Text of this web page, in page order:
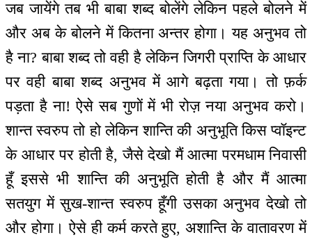
जब जायेंगे तब भी बाबा शब्द बोलेंगे लेकिन पहले बोलने में
और अब के बोलने में कितना अन्तर होगा। यह अनुभव तो
है ना? बाबा शब्द तो वही है लेकिन जिगरी प्राप्ति के आधार
पर वही बाबा शब्द अनुभव में आगे बढ़ता गया। तो फ़र्क
पड़ता है ना! ऐसे सब गुणों में भी रोज़ नया अनुभव करो।
शान्त स्वरुप तो हो लेकिन शान्ति की अनुभूति किस प्वॉइन्ट
के आधार पर होती है, जैसे देखो मैं आत्मा परमधाम निवासी
हूँ इससे भी शान्ति की अनुभूति होती है और मैं आत्मा
सतयुग में सुख-शान्त स्वरुप हूँगी उसका अनुभव देखो तो
और होगा। ऐसे ही कर्म करते हुए, अशान्ति के वातावरण में